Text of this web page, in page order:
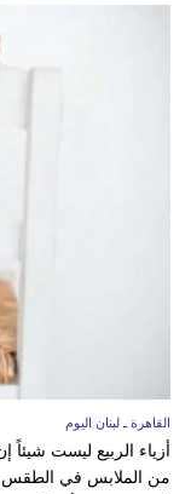
القاهرة ـ لبنان اليوم
أزياء الربيع ليست
من الملابس في الطقس